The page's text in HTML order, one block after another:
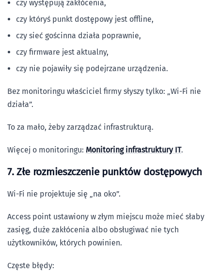
czy występują zakłócenia,
czy któryś punkt dostępowy jest offline,
czy sieć gościnna działa poprawnie,
czy firmware jest aktualny,
czy nie pojawiły się podejrzane urządzenia.
Bez monitoringu właściciel firmy słyszy tylko: „Wi-Fi nie
działa”.
To za mało, żeby zarządzać infrastrukturą.
Więcej o monitoringu: Monitoring infrastruktury IT.
7. Złe rozmieszczenie punktów dostępowych
Wi-Fi nie projektuje się „na oko”.
Access point ustawiony w złym miejscu może mieć słaby
zasięg, duże zakłócenia albo obsługiwać nie tych
użytkowników, których powinien.
Częste błędy: